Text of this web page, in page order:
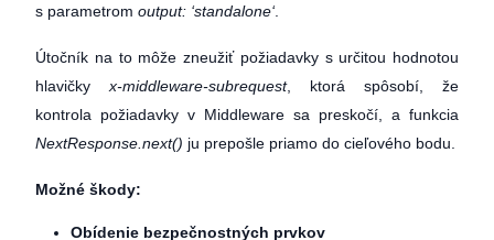
s parametrom output: ‘standalone‘
Útočník na to môže zneužiť požiadavky s určitou hodnotou
hlavičky x-middleware-subrequest, ktorá spôsobí, že
kontrola požiadavky v Middleware sa preskočí, a funkcia
NextResponse.next() ju prepošle priamo do cieľového bodu.
Možné škody:
Obídenie bezpečnostných prvkov